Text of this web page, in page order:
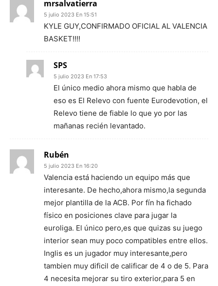
mrsalvatierra
5 julio 2023 En 15:51
KYLE GUY,CONFIRMADO OFICIAL AL VALENCIA
BASKET!!!!
SPS
5 julio 2023 En 17:53
El único medio ahora mismo que habla de
eso es El Relevo con fuente Eurodevotion, el
Relevo tiene de fiable lo que yo por las
mañanas recién levantado.
Rubén
5 julio 2023 En 16:20
Valencia está haciendo un equipo más que
interesante. De hecho,ahora mismo,la segunda
mejor plantilla de la ACB. Por fín ha fichado
físico en posiciones clave para jugar la
euroliga. El único pero,es que quizas su juego
interior sean muy poco compatibles entre ellos.
Inglis es un jugador muy interesante,pero
tambien muy dificil de calificar de 4 o de 5. Para
4 necesita mejorar su tiro exterior,para 5 en